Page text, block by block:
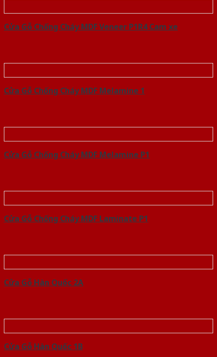
Cửa Gỗ Chống Cháy MDF Veneer P1R4 Cam xe
Cửa Gỗ Chống Cháy MDF Melamine 1
Cửa Gỗ Chống Cháy MDF Melamine P1
Cửa Gỗ Chống Cháy MDF Laminate P1
Cửa Gỗ Hàn Quốc 2A
Cửa Gỗ Hàn Quốc 1B